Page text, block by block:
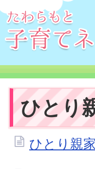
ひとり
ひとり親